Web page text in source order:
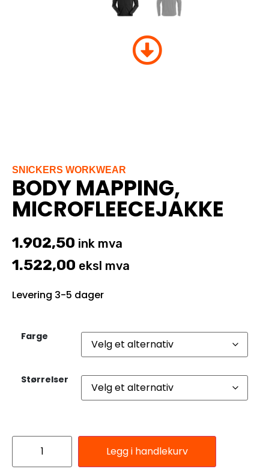
SNICKERS WORKWEAR
BODY MAPPING,
MICROFLEECEJAKKE
1.902,50 ink mva
1.522,00 eksl mva
Levering 3-5 dager
Farge
Størrelser
Legg i handlekurv